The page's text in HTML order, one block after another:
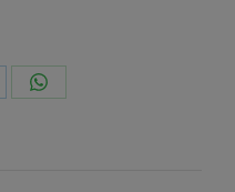
Partager